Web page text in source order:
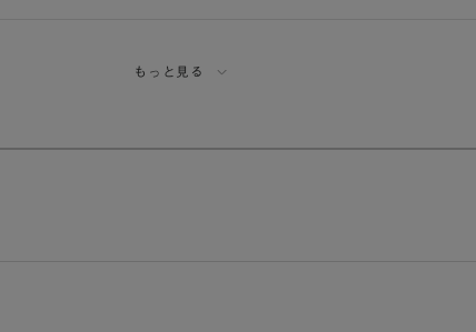
もっと見る